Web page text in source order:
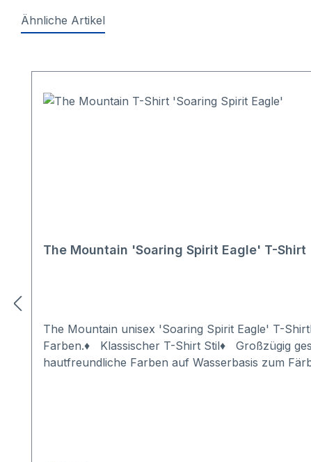
Ähnliche Artikel
The Mountain 'Soaring Spirit Eagle' T-Shirt
The Mountain unisex 'Soaring Spirit Eagle' T-
Farben.♦ Klassischer T-Shirt Stil♦ Großzügig
hautfreundliche Farben auf Wasserbasis zum